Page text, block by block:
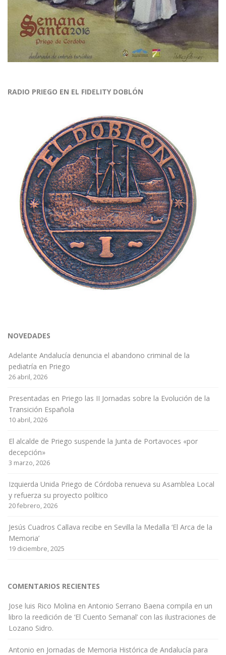
RADIO PRIEGO EN EL FIDELITY DOBLÓN
NOVEDADES
Adelante Andalucía denuncia el abandono criminal de la
pediatría en Priego
26 abril, 2026
Presentadas en Priego las II Jornadas sobre la Evolución de la
Transición Española
10 abril, 2026
El alcalde de Priego suspende la Junta de Portavoces «por
decepción»
3 marzo, 2026
Izquierda Unida Priego de Córdoba renueva su Asamblea Local
y refuerza su proyecto político
20 febrero, 2026
Jesús Cuadros Callava recibe en Sevilla la Medalla ‘El Arca de la
Memoria’
19 diciembre, 2025
COMENTARIOS RECIENTES
Jose luis Rico Molina en Antonio Serrano Baena compila en un
libro la reedición de ‘El Cuento Semanal’ con las ilustraciones de
Lozano Sidro.
Antonio en Jornadas de Memoria Histórica de Andalucía para